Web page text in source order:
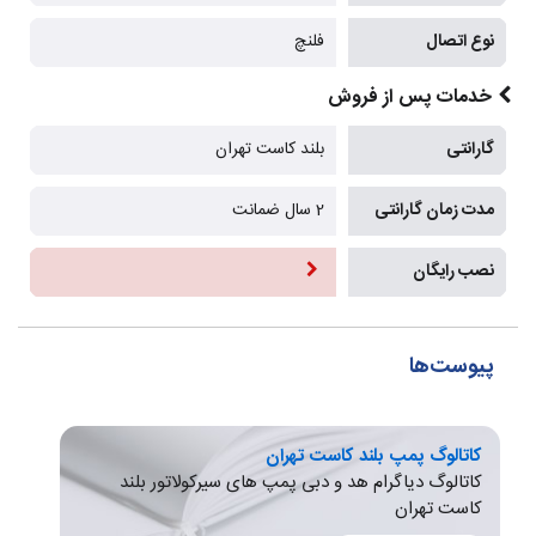
نوع اتصال فلنچ
خدمات پس از فروش
گارانتی بلند کاست تهران
مدت زمان گارانتی 2 سال ضمانت
نصب رایگان
پیوست‌ها
کاتالوگ پمپ بلند کاست تهران
کاتالوگ دیاگرام هد و دبی پمپ های سیرکولاتور بلند
کاست تهران